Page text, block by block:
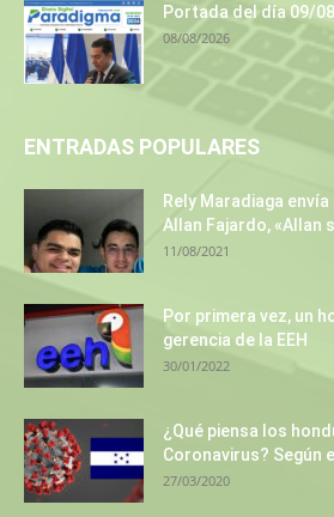
Portada del día 09/
08/08/2026
ENTRADAS POPULARES
Rely Maradiaga
Allan Fajardo, «Allan
11/08/2021
Por primera vez, un
gerencia de la EEH
30/01/2022
¿Qué piensa los
Coronavirus? Según
27/03/2020